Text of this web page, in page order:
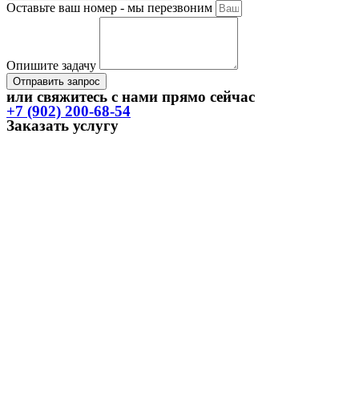
Оставьте ваш номер - мы перезвоним
Опишите задачу
Отправить запрос
или свяжитесь с нами прямо сейчас
+7 (902) 200-68-54
Заказать услугу